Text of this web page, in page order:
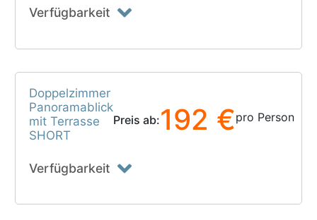
Verfügbarkeit
Doppelzimmer
Panoramablick
mit Terrasse
SHORT
Preis ab:192 €pro Person
Verfügbarkeit